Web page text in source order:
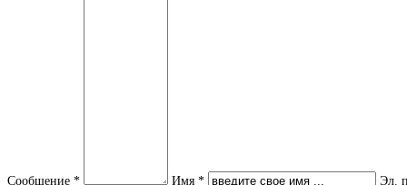
Сообщение * Имя * Эл.